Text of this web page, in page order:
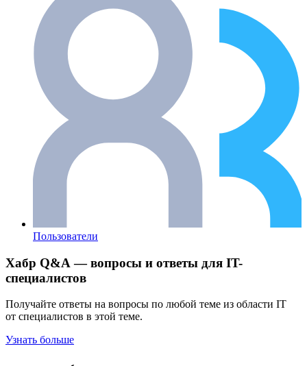
Пользователи
Хабр Q&A — вопросы и ответы для IT-
специалистов
Получайте ответы на вопросы по любой теме из области IT
от специалистов в этой теме.
Узнать больше